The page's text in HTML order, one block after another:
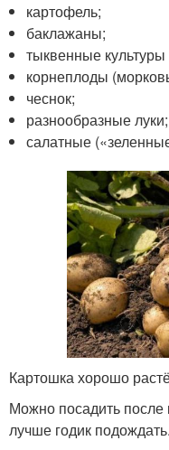
картофель;
баклажаны;
тыквенные
корнеплоды
чеснок;
разнообразные луки;
салатные
Картошка хорошо
Можно посадить
лучше годик подождать.